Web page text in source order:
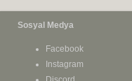
Sosyal Medya
Facebook
Instagram